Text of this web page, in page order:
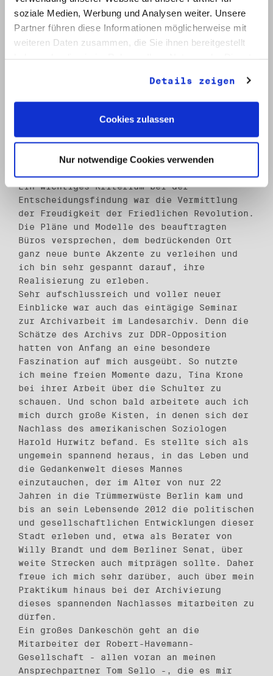
soziale Medien, Werbung und Analysen weiter. Unsere
Partner führen diese Informationen möglicherweise mit
weiteren Daten zusammen, die Sie ihnen bereitgestellt
Details zeigen
Cookies zulassen
Nur notwendige Cookies verwenden
Ein Höhepunkt während meines Praktikums war
das Auswahlverfahren des Architekturbüros
für die Open-Air-Ausstellung zur
der ehemaligen Stasi-Zentrale in
meine Meinung als „Außenstehende" gefragt
intensiv mit den vielen, bisher ungeahnten
Aspekten einer gelungenen
Ein wichtiges Kriterium bei der
Entscheidungsfindung war die Vermittlung
der Freudigkeit der Friedlichen Revolution.
Die Pläne und Modelle des beauftragten
Büros versprechen, dem bedrückenden Ort
ganz neue bunte Akzente zu verleihen und
ich bin sehr gespannt darauf, ihre
Realisierung zu erleben.
Sehr aufschlussreich und voller neuer
Einblicke war auch das eintägige Seminar
zur Archivarbeit im Landesarchiv. Denn die
Schätze des Archivs zur DDR-Opposition
hatten von Anfang an eine besondere
Faszination auf mich ausgeübt. So nutzte
ich meine freien Momente dazu, Tina Krone
bei ihrer Arbeit über die Schulter zu
schauen. Und schon bald arbeitete auch ich
mich durch große Kisten, in denen sich der
Nachlass des amerikanischen Soziologen
Harold Hurwitz befand. Es stellte sich als
ungemein spannend heraus, in das Leben und
die Gedankenwelt dieses Mannes
einzutauchen, der im Alter von nur 22
Jahren in die Trümmerwüste Berlin kam und
bis an sein Lebensende 2012 die politischen
und gesellschaftlichen Entwicklungen dieser
Stadt erleben und, etwa als Berater von
Willy Brandt und dem Berliner Senat, über
weite Strecken auch mitprägen sollte. Daher
freue ich mich sehr darüber, auch über mein
Praktikum hinaus bei der Archivierung
dieses spannenden Nachlasses mitarbeiten zu
dürfen.
Ein großes Dankeschön geht an die
Mitarbeiter der Robert-Havemann-
Gesellschaft - allen voran an meinen
Ansprechpartner Tom Sello -, die es mir